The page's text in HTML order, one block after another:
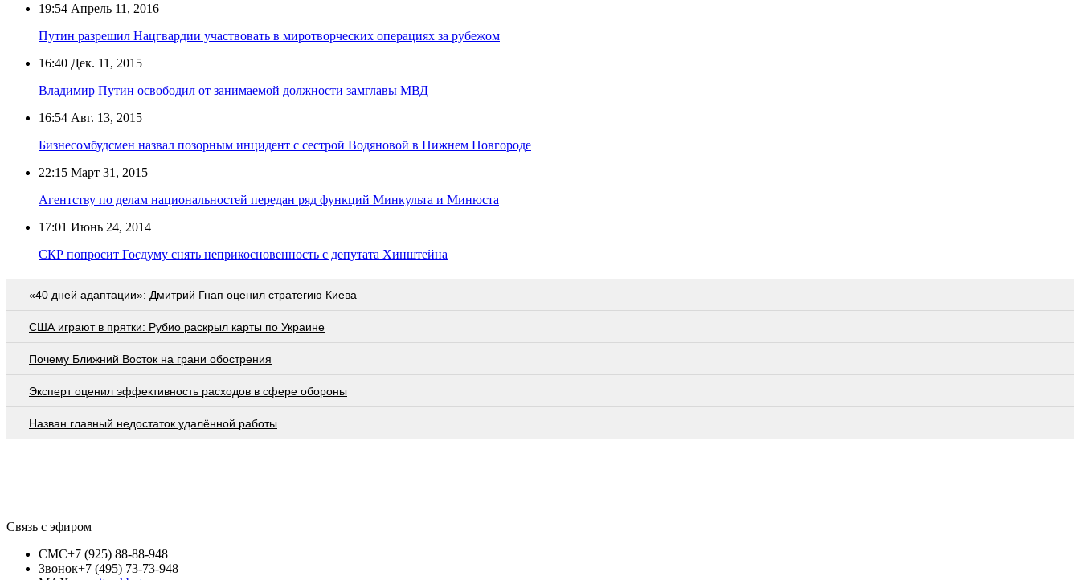
19:54 Апрель 11, 2016
Путин разрешил Нацгвардии участвовать в миротворческих операциях за рубежом
16:40 Дек. 11, 2015
Владимир Путин освободил от занимаемой должности замглавы МВД
16:54 Авг. 13, 2015
Бизнесомбудсмен назвал позорным инцидент с сестрой Водяновой в Нижнем Новгороде
22:15 Март 31, 2015
Агентству по делам национальностей передан ряд функций Минкульта и Минюста
17:01 Июнь 24, 2014
СКР попросит Госдуму снять неприкосновенность с депутата Хинштейна
«40 дней адаптации»: Дмитрий Гнап оценил стратегию Киева
США играют в прятки: Рубио раскрыл карты по Украине
Почему Ближний Восток на грани обострения
Эксперт оценил эффективность расходов в сфере обороны
Назван главный недостаток удалённой работы
Связь с эфиром
СМС+7 (925) 88-88-948
Звонок+7 (495) 73-73-948